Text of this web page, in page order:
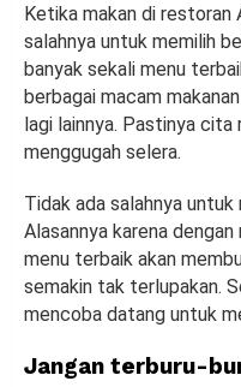
Ketika makan di restoran
salahnya untuk memilih
banyak sekali menu
berbagai macam
lagi lainnya. Pastinya cita
menggugah selera.
Tidak ada salahnya
Alasannya karena
menu terbaik akan
semakin tak terlupakan.
mencoba datang untuk
Jangan terburu-